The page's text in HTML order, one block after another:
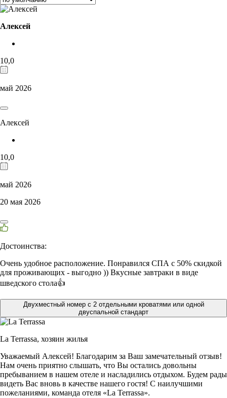
Алексей
10,0
май 2026
Алексей
10,0
май 2026
20 мая 2026
Достоинства:
Очень удобное расположение. Понравился СПА с 50% скидкой
для проживающих - выгодно )) Вкусные завтраки в виде
шведского стола👍
Двухместный номер с 2 отдельными кроватями или одной
двуспальной стандарт
La Terrassa, хозяин жилья
Уважаемый Алексей! Благодарим за Ваш замечательный отзыв!
Нам очень приятно слышать, что Вы остались довольны
пребыванием в нашем отеле и насладились отдыхом. Будем рады
видеть Вас вновь в качестве нашего гостя! С наилучшими
пожеланиями, команда отеля «La Terrassa».